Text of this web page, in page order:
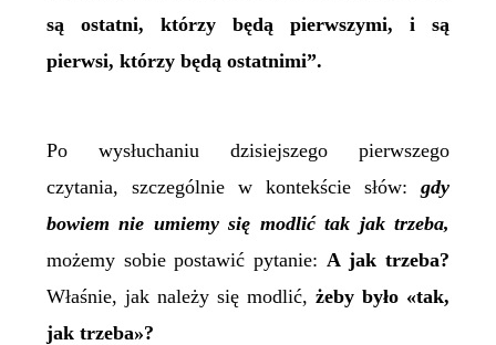
są ostatni, którzy będą pierwszymi, i są
pierwsi, którzy będą ostatnimi”.
Po wysłuchaniu dzisiejszego pierwszego
czytania, szczególnie w kontekście słów:gdy
bowiem nie umiemy się modlić tak jak trzeba,
możemy sobie postawić pytanie: A jak trzeba?
Właśnie, jak należy się modlić,żeby było «tak,
jak trzeba»?